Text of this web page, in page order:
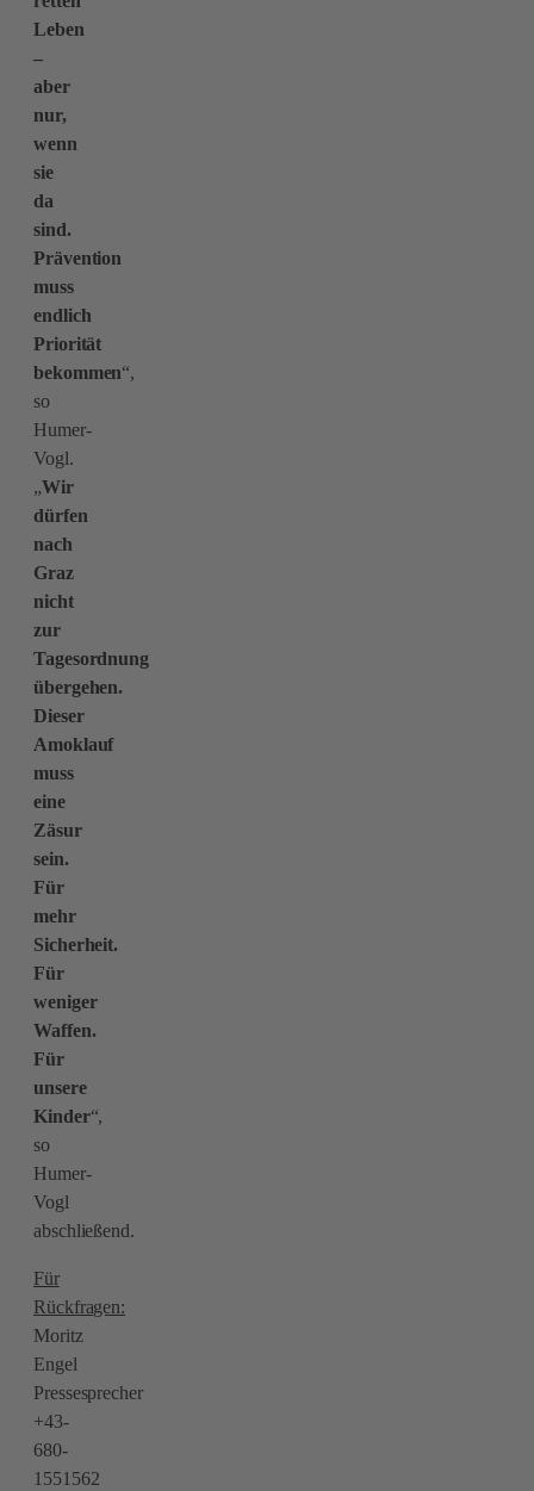
Leben
–
aber
nur,
wenn
sie
da
sind.
Prävention
muss
endlich
Priorität
bekommen“,
so
Humer-
Vogl.
„Wir
dürfen
nach
Graz
nicht
zur
Tagesordnung
übergehen.
Dieser
Amoklauf
muss
eine
Zäsur
sein.
Für
mehr
Sicherheit.
Für
weniger
Waffen.
Für
unsere
Kinder“,
so
Humer-
Vogl
abschließend.
Für
Rückfragen:
Moritz
Engel
Pressesprecher
+43-
680-
1551562